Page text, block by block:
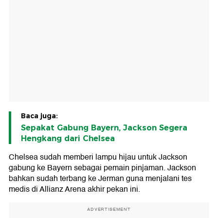
Baca juga:
Sepakat Gabung Bayern, Jackson Segera
Hengkang dari Chelsea
Chelsea sudah memberi lampu hijau untuk Jackson
gabung ke Bayern sebagai pemain pinjaman. Jackson
bahkan sudah terbang ke Jerman guna menjalani tes
medis di Allianz Arena akhir pekan ini.
ADVERTISEMENT